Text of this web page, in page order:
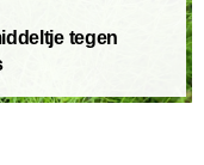
tegen